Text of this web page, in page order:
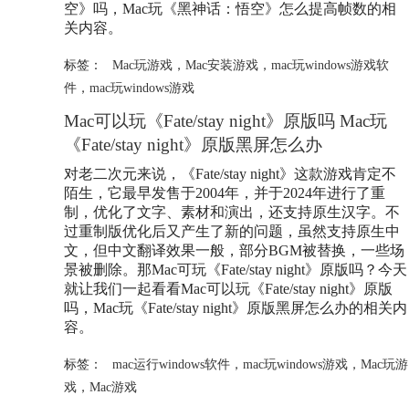
空》吗，Mac玩《黑神话：悟空》怎么提高帧数的相
关内容。
标签： Mac玩游戏， Mac安装游戏， mac玩windows游戏软
件 ， mac玩windows游戏
Mac可以玩《Fate/stay night》原版吗 Mac玩
《Fate/stay night》原版黑屏怎么办
对老二次元来说，《Fate/stay night》这款游戏肯定不
陌生，它最早发售于2004年，并于2024年进行了重
制，优化了文字、素材和演出，还支持原生汉字。不
过重制版优化后又产生了新的问题，虽然支持原生中
文，但中文翻译效果一般，部分BGM被替换，一些场
景被删除。那Mac可玩《Fate/stay night》原版吗？今天
就让我们一起看看Mac可以玩《Fate/stay night》原版
吗，Mac玩《Fate/stay night》原版黑屏怎么办的相关内
容。
标签： mac运行windows软件， mac玩windows游戏， Mac玩游
戏 ， Mac游戏